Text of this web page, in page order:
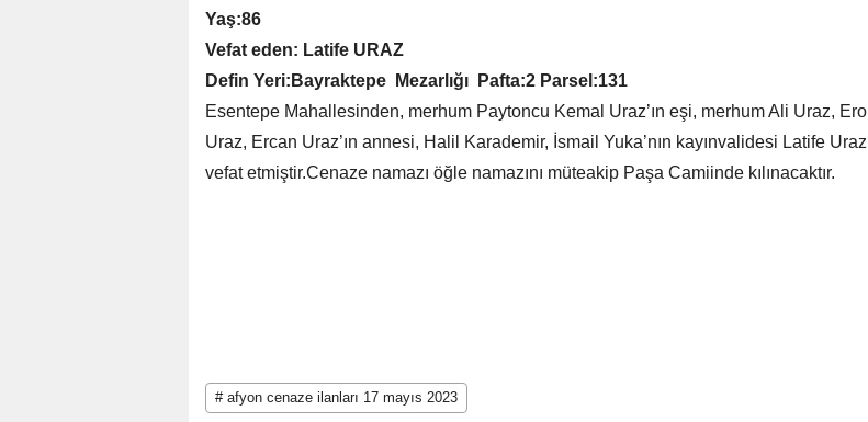
Yaş:86
Vefat eden: Latife URAZ
Defin Yeri:Bayraktepe Mezarlığı Pafta:2 Parsel:131
Esentepe Mahallesinden, merhum Paytoncu Kemal Uraz’ın eşi, merhum Ali Uraz, Erol
Uraz, Ercan Uraz’ın annesi, Halil Karademir, İsmail Yuka’nın kayınvalidesi Latife Uraz
vefat etmiştir.Cenaze namazı öğle namazını müteakip Paşa Camiinde kılınacaktır.
# afyon cenaze ilanları 17 mayıs 2023